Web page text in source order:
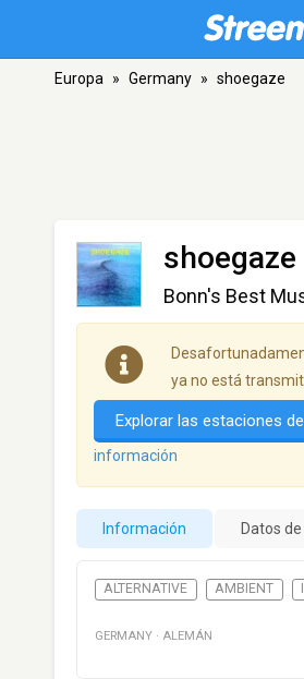
Europa » Germany » shoegaze
shoegaze
Bonn's Best
ya no está
Explorar las estaciones
información
Información Datos
ALTERNATIVE AMBIENT
GERMANY · ALEMÁN